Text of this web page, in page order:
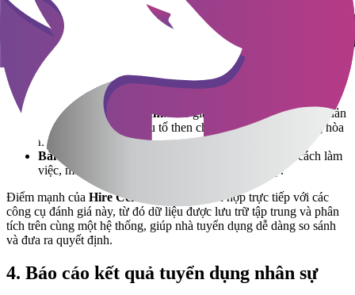
Một hồ sơ đẹp chưa chắc phản ánh đúng năng lực thật. Do đó,
cụ đánh giá
trở thành bước sàng lọc quan trọng:
Bài test kỹ thuật hoặc case study mô phỏng
năng chuyên môn, khả năng giải quyết vấn đề trong tình
huống thực tế.
Đánh giá kỹ năng mềm : như giao tiếp, làm việc nhóm, quản
lý thời gian. Đây là yếu tố then chốt quyết định khả năng hòa
nhập và gắn bó lâu dài.
Bài test tính cách/động lực
: hỗ trợ dự đoán phong cách làm
việc, mức độ phù hợp với văn hóa doanh nghiệp.
Điểm mạnh của Hire Central
là có thể tích hợp trực tiếp với các
công cụ đánh giá này, từ đó dữ liệu được lưu trữ tập trung và phân
tích trên cùng một hệ thống, giúp nhà tuyển dụng dễ dàng so sánh
và đưa ra quyết định.
4. Báo cáo kết quả tuyển dụng nhân sự